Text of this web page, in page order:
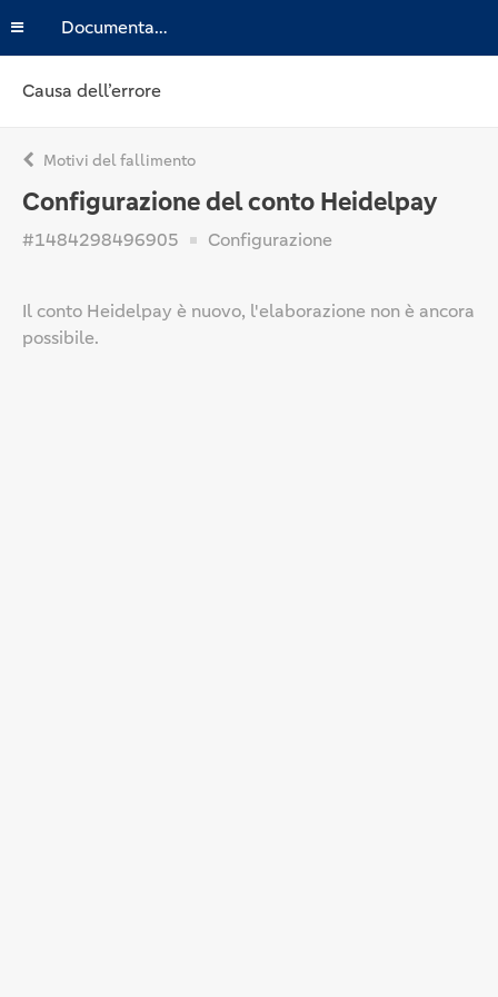
Documentazione
Causa dell’errore
Motivi del fallimento
Configurazione del conto Heidelpay
#1484298496905 Configurazione
Il conto Heidelpay è nuovo, l'elaborazione non è ancora
possibile.